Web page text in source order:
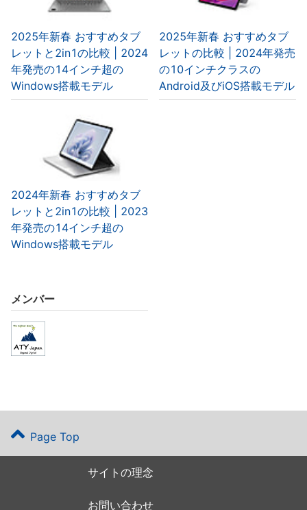
2025年新春 おすすめタブ
レットと2in1の比較 | 2024
年発売の14インチ超の
Windows搭載モデル
2025年新春 おすすめタブ
レットの比較 | 2024年発売
の10インチクラスの
Android及びiOS搭載モデル
2024年新春 おすすめタブ
レットと2in1の比較 | 2023
年発売の14インチ超の
Windows搭載モデル
メンバー
Page Top
サイトの理念
お問い合わせ